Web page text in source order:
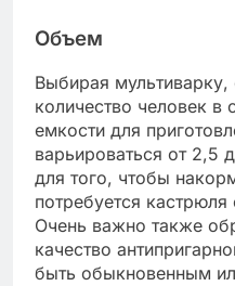
Объем
Выбирая мультиварку,
количество человек в
емкости для
варьироваться от 2,5
для того, чтобы
потребуется
Очень важно также
качество
быть обыкновенным